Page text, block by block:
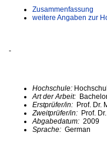
Zusammenfassung
weitere Angaben zur
-
Hochschule:
Art der Arbeit:
Erstprüfer/in: Prof. Dr.
Zweitprüfer/in: Prof.
Abgabedatum: 2009
Sprache: German